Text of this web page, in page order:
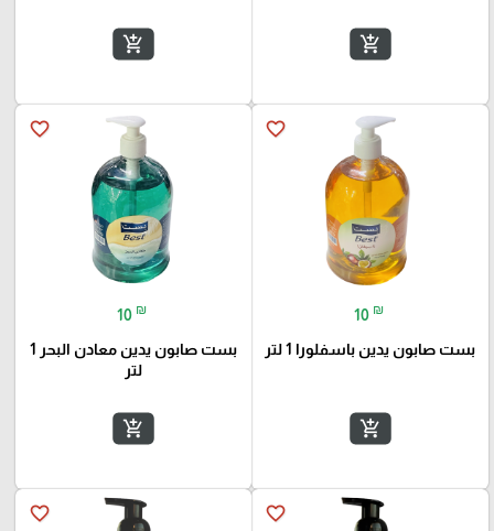
add_shopping_cart
add_shopping_cart
favorite_border
10 ₪
بست صابون يدين باسفلورا 1 لتر
add_shopping_cart
favorite_border
10 ₪
بست صابون يدين معادن البحر 1
لتر
add_shopping_cart
favorite_border
favorite_border